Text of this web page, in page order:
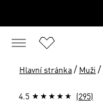
Hlavní stránka / Muži /
4.5 (295)